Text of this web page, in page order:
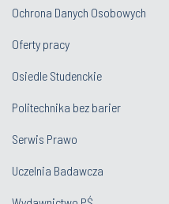
Ochrona Danych Osobowych
Oferty pracy
Osiedle Studenckie
Politechnika bez barier
Serwis Prawo
Uczelnia Badawcza